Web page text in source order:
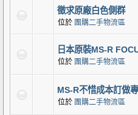
徵求原廠白色側群
位於 團購二手物流區
日本原裝MS-R
位於 團購二手物流區
MS-R不惜成本訂做
位於 團購二手物流區